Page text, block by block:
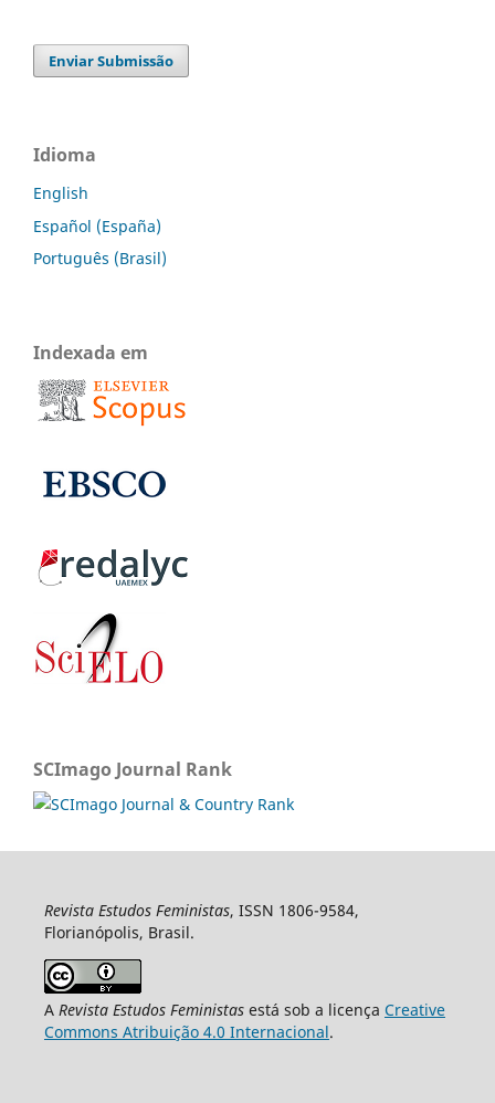
Enviar Submissão
Idioma
English
Español (España)
Português (Brasil)
Indexada em
SCImago Journal Rank
Revista Estudos Feministas, ISSN 1806-9584,
Florianópolis, Brasil.
A Revista Estudos Feministasestá sob a licença Creative
Commons Atribuição 4.0 Internacional.